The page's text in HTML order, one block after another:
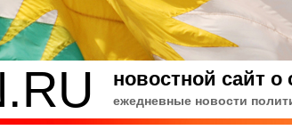
новостной сайт о
ежедневные новости